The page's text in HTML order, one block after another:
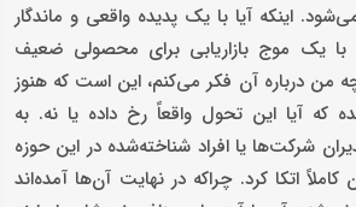
اینکه آیا با یک پدیده واقعی و ماندگار
با یک موج بازاریابی برای محصولی ضعیف
من درباره آن فکر می‌کنم، این است که هنوز
که آیا این تحول واقعاً رخ داده یا نه. به
شرکت‌ها یا افراد شناخته‌شده در این حوزه
اتکا کرد. چراکه در نهایت آن‌ها آمده‌اند